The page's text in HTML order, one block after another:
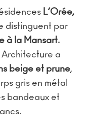
L’Orée,
distinguent par
à la Mansart.
Architecture a
beige et prune,
gris en métal
bandeaux et